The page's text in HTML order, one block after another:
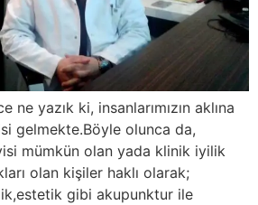
yazık ki, insanlarımızın aklına
gelmekte.Böyle olunca da,
mümkün olan yada klinik iyilik
olan kişiler haklı olarak;
gibi akupunktur ile